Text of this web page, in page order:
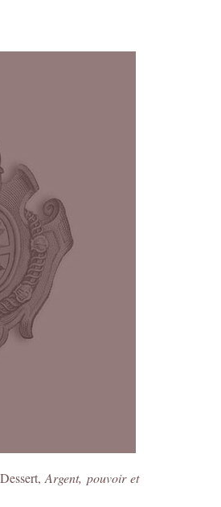
Argent, pouvoir et